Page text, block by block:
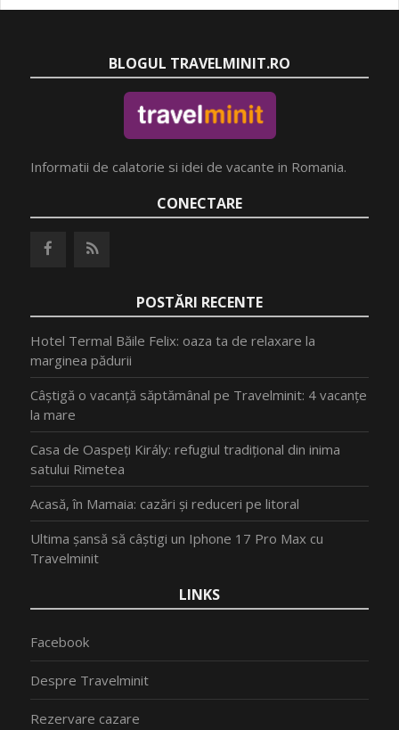
BLOGUL TRAVELMINIT.RO
Informatii de calatorie si idei de vacante in Romania.
CONECTARE
POSTĂRI RECENTE
Hotel Termal Băile Felix: oaza ta de relaxare la
marginea pădurii
Câștigă o vacanță săptămânal pe Travelminit: 4 vacanțe
la mare
Casa de Oaspeți Király: refugiul tradițional din inima
satului Rimetea
Acasă, în Mamaia: cazări și reduceri pe litoral
Ultima șansă să câștigi un Iphone 17 Pro Max cu
Travelminit
LINKS
Facebook
Despre Travelminit
Rezervare cazare